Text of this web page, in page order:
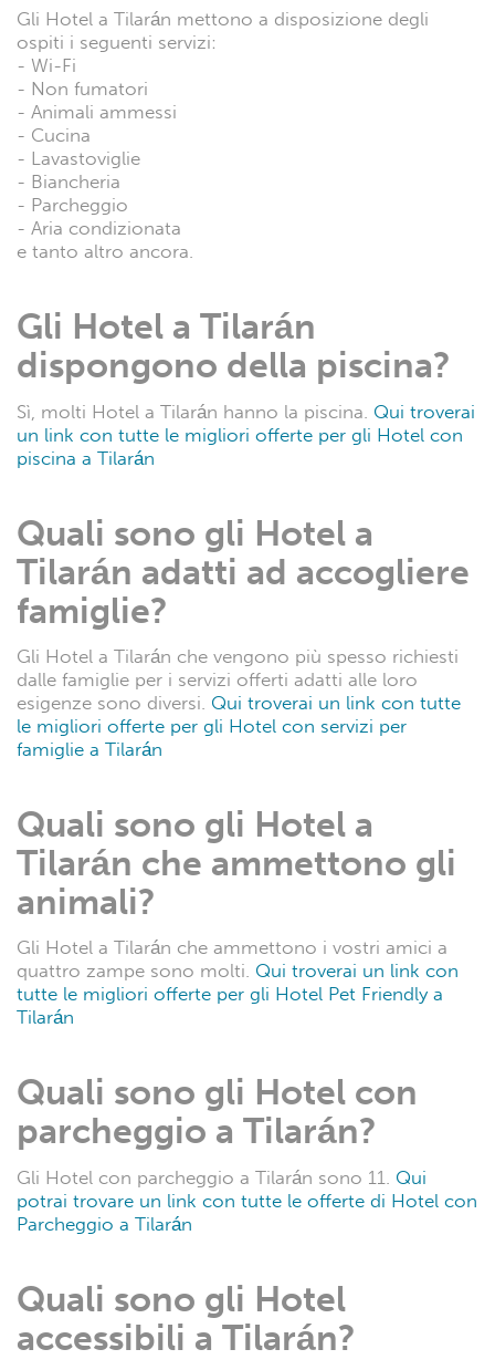
Gli Hotel a Tilarán mettono a disposizione degli
ospiti i seguenti servizi:
- Wi-Fi
- Non fumatori
- Animali ammessi
- Cucina
- Lavastoviglie
- Biancheria
- Parcheggio
- Aria condizionata
e tanto altro ancora.
Gli Hotel a Tilarán
dispongono della piscina?
Sì, molti Hotel a Tilarán hanno la piscina. Qui troverai
un link con tutte le migliori offerte per gli Hotel con
piscina a Tilarán
Quali sono gli Hotel a
Tilarán adatti ad accogliere
famiglie?
Gli Hotel a Tilarán che vengono più spesso richiesti
dalle famiglie per i servizi offerti adatti alle loro
esigenze sono diversi. Qui troverai un link con tutte
le migliori offerte per gli Hotel con servizi per
famiglie a Tilarán
Quali sono gli Hotel a
Tilarán che ammettono gli
animali?
Gli Hotel a Tilarán che ammettono i vostri amici a
quattro zampe sono molti. Qui troverai un link con
tutte le migliori offerte per gli Hotel Pet Friendly a
Tilarán
Quali sono gli Hotel con
parcheggio a Tilarán?
Gli Hotel con parcheggio a Tilarán sono 11. Qui
potrai trovare un link con tutte le offerte di Hotel con
Parcheggio a Tilarán
Quali sono gli Hotel
accessibili a Tilarán?